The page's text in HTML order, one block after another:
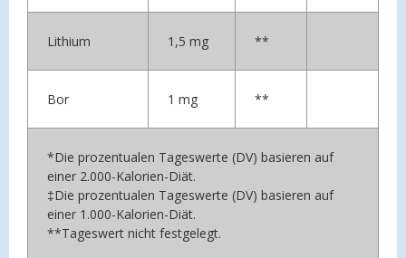
Lithium 1,5 mg **
Bor 1 mg **
*Die prozentualen Tageswerte (DV) basieren auf
einer 2.000-Kalorien-Diät.
‡Die prozentualen Tageswerte (DV) basieren auf
einer 1.000-Kalorien-Diät.
**Tageswert nicht festgelegt.